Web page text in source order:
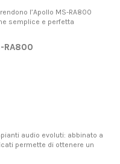
l’Apollo MS-RA800
semplice e perfetta
RA800
audio evoluti: abbinato a
permette di ottenere un